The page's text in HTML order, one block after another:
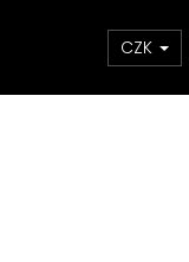
Oleje & Maziva
CZK